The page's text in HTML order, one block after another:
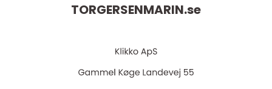
TORGERSENMARIN.se